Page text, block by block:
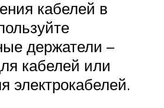
кабелей в
держатели –
кабелей или
электрокабелей.